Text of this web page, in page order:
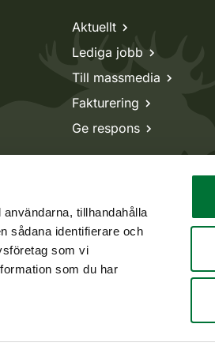
tillhandahålla
sådana identifierare och
som vi
som du har
Aktuellt
Lediga jobb
Till massmedia
Fakturering
Ge respons